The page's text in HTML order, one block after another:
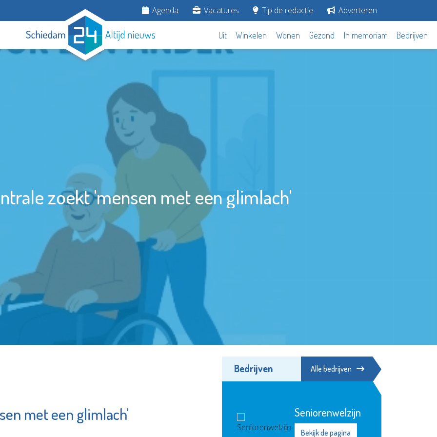
Agenda Vacatures Tip de redactie Adverteren
Uit Winkelen Wonen Gezond In memoriam Bedrijven
zoekt 'mensen met een glimlach'
met een glimlach'
Bedrijven Alle bedrijven
Seniorenwelzijn
Bekijk de pagina